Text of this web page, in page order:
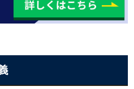
行う流れ
売却にかかる期間
売却を検討するタイミング
売却を成功させるコツ
したあとの経営者・従業員は？